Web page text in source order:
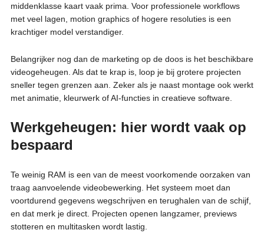
middenklasse kaart vaak prima. Voor professionele workflows
met veel lagen, motion graphics of hogere resoluties is een
krachtiger model verstandiger.
Belangrijker nog dan de marketing op de doos is het beschikbare
videogeheugen. Als dat te krap is, loop je bij grotere projecten
sneller tegen grenzen aan. Zeker als je naast montage ook werkt
met animatie, kleurwerk of AI-functies in creatieve software.
Werkgeheugen: hier wordt vaak op
bespaard
Te weinig RAM is een van de meest voorkomende oorzaken van
traag aanvoelende videobewerking. Het systeem moet dan
voortdurend gegevens wegschrijven en terughalen van de schijf,
en dat merk je direct. Projecten openen langzamer, previews
stotteren en multitasken wordt lastig.